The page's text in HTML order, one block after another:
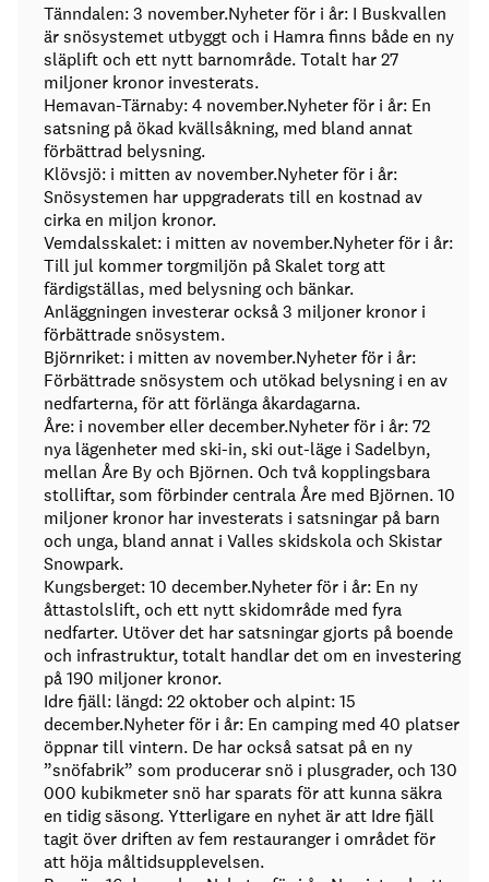
Tänndalen: 3 november.Nyheter för i år: I Buskvallen
är snösystemet utbyggt och i Hamra finns både en ny
släplift och ett nytt barnområde. Totalt har 27
miljoner kronor investerats.
Hemavan-Tärnaby: 4 november.Nyheter för i år: En
satsning på ökad kvällsåkning, med bland annat
förbättrad belysning.
Klövsjö: i mitten av november.Nyheter för i år:
Snösystemen har uppgraderats till en kostnad av
cirka en miljon kronor.
Vemdalsskalet: i mitten av november.Nyheter för i år:
Till jul kommer torgmiljön på Skalet torg att
färdigställas, med belysning och bänkar.
Anläggningen investerar också 3 miljoner kronor i
förbättrade snösystem.
Björnriket: i mitten av november.Nyheter för i år:
Förbättrade snösystem och utökad belysning i en av
nedfarterna, för att förlänga åkardagarna.
Åre: i november eller december.Nyheter för i år: 72
nya lägenheter med ski-in, ski out-läge i Sadelbyn,
mellan Åre By och Björnen. Och två kopplingsbara
stolliftar, som förbinder centrala Åre med Björnen. 10
miljoner kronor har investerats i satsningar på barn
och unga, bland annat i Valles skidskola och Skistar
Snowpark.
Kungsberget: 10 december.Nyheter för i år: En ny
åttastolslift, och ett nytt skidområde med fyra
nedfarter. Utöver det har satsningar gjorts på boende
och infrastruktur, totalt handlar det om en investering
på 190 miljoner kronor.
Idre fjäll: längd: 22 oktober och alpint: 15
december.Nyheter för i år: En camping med 40 platser
öppnar till vintern. De har också satsat på en ny
”snöfabrik” som producerar snö i plusgrader, och 130
000 kubikmeter snö har sparats för att kunna säkra
en tidig säsong. Ytterligare en nyhet är att Idre fjäll
tagit över driften av fem restauranger i området för
att höja måltidsupplevelsen.